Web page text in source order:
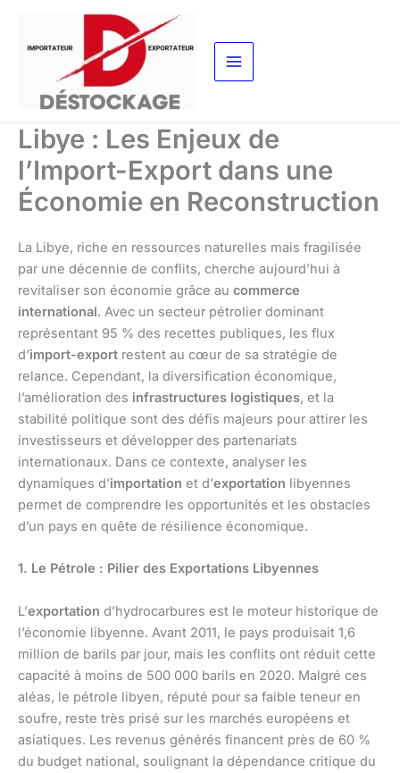
contenu
Libye : Les Enjeux de
l’Import-Export dans une
Économie en Reconstruction
La Libye, riche en ressources naturelles mais fragilisée
par une décennie de conflits, cherche aujourd’hui à
revitaliser son économie grâce au commerce
international. Avec un secteur pétrolier dominant
représentant 95 % des recettes publiques, les flux
d’import-export restent au cœur de sa stratégie de
relance. Cependant, la diversification économique,
l’amélioration des infrastructures logistiques, et la
stabilité politique sont des défis majeurs pour attirer les
investisseurs et développer des partenariats
internationaux. Dans ce contexte, analyser les
dynamiques d’importation et d’exportation libyennes
permet de comprendre les opportunités et les obstacles
d’un pays en quête de résilience économique.
1. Le Pétrole : Pilier des Exportations Libyennes
L’exportation d’hydrocarbures est le moteur historique de
l’économie libyenne. Avant 2011, le pays produisait 1,6
million de barils par jour, mais les conflits ont réduit cette
capacité à moins de 500 000 barils en 2020. Malgré ces
aléas, le pétrole libyen, réputé pour sa faible teneur en
soufre, reste très prisé sur les marchés européens et
asiatiques. Les revenus générés financent près de 60 %
du budget national, soulignant la dépendance critique du